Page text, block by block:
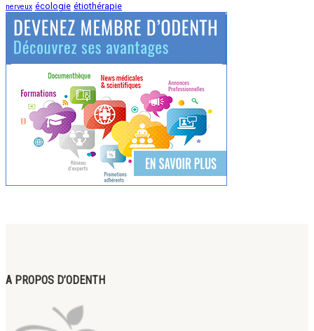
nerveux écologie étiothérapie
A PROPOS D’ODENTH